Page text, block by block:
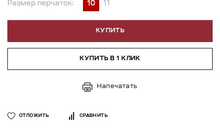
Размер перчаток: 10 11
КУПИТЬ
КУПИТЬ В 1 КЛИК
Напечатать
ОТЛОЖИТЬ СРАВНИТЬ